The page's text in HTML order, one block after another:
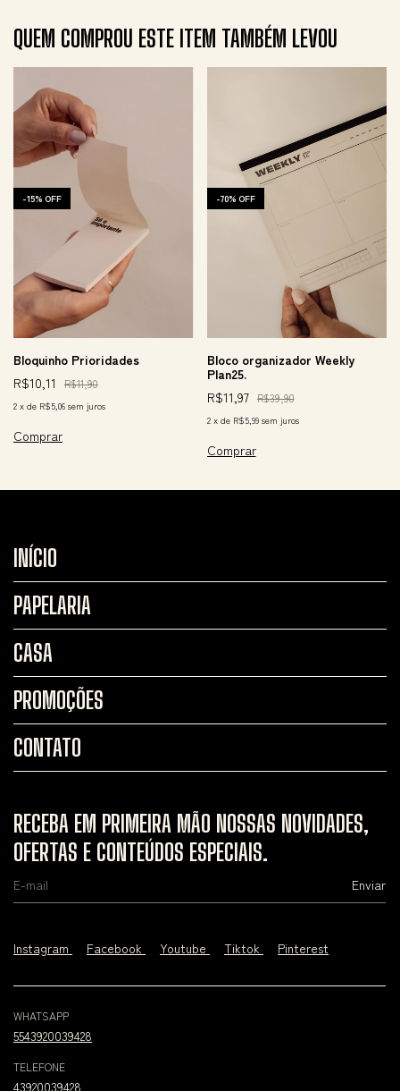
QUEM COMPROU ESTE ITEM TAMBÉM LEVOU
-15% OFF
Bloquinho Prioridades
R$10,11
R$11,90
2 x de R$5,06 sem juros
-70% OFF
Bloco organizador Weekly
Plan25.
R$11,97 R$39,90
2 x de R$5,99 sem juros
INÍCIO
PAPELARIA
CASA
PROMOÇÕES
CONTATO
RECEBA EM PRIMEIRA MÃO NOSSAS NOVIDADES,
OFERTAS E CONTEÚDOS ESPECIAIS.
Instagram Facebook Youtube Tiktok Pinterest
WHATSAPP
5543920039428
TELEFONE
43920039428